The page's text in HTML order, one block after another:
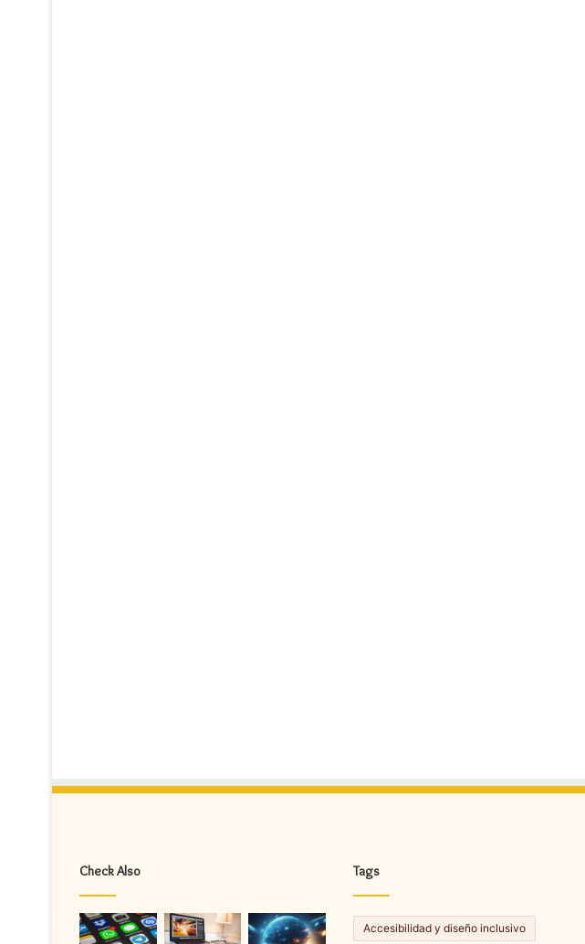
Check Also Tags
Accesibilidad y diseño inclusivo